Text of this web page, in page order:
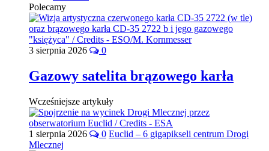
Polecamy
3 sierpnia 2026 0
Gazowy satelita brązowego karła
Wcześniejsze artykuły
1 sierpnia 2026 0 Euclid – 6 gigapikseli centrum Drogi
Mlecznej